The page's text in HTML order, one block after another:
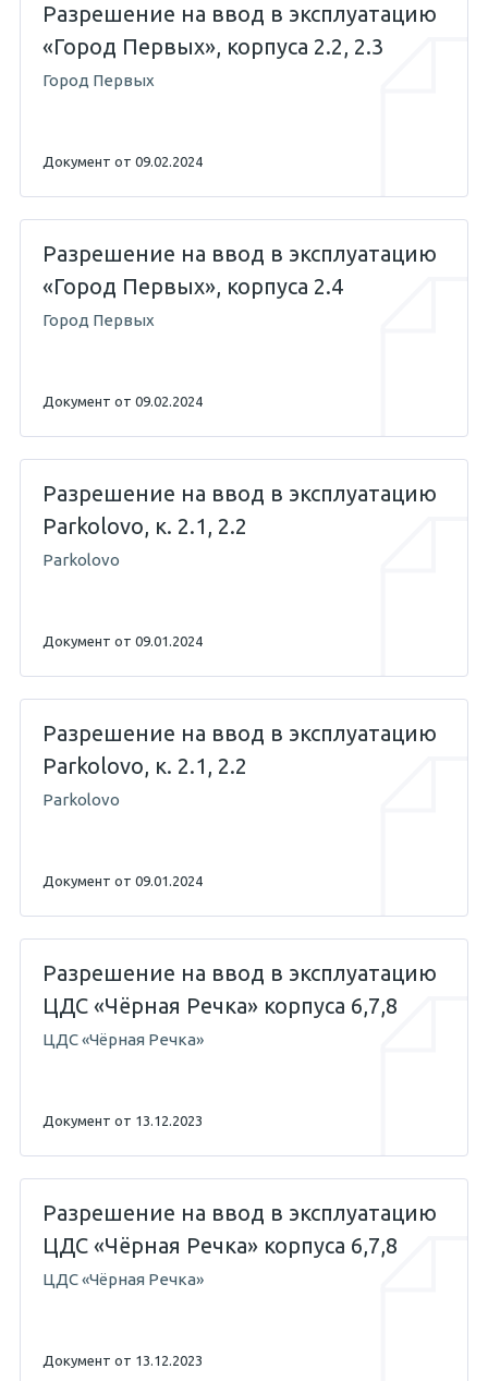
09.02.2024
Разрешение на ввод в эксплуатацию
«Город Первых», корпуса 2.2, 2.3
Город Первых
Документ от 09.02.2024
Разрешение на ввод в эксплуатацию
«Город Первых», корпуса 2.4
Город Первых
Документ от 09.02.2024
Разрешение на ввод в эксплуатацию
Parkolovo, к. 2.1, 2.2
Parkolovo
Документ от 09.01.2024
Разрешение на ввод в эксплуатацию
Parkolovo, к. 2.1, 2.2
Parkolovo
Документ от 09.01.2024
Разрешение на ввод в эксплуатацию
ЦДС «Чёрная Речка» корпуса 6,7,8
ЦДС «Чёрная Речка»
Документ от 13.12.2023
Разрешение на ввод в эксплуатацию
ЦДС «Чёрная Речка» корпуса 6,7,8
ЦДС «Чёрная Речка»
Документ от 13.12.2023